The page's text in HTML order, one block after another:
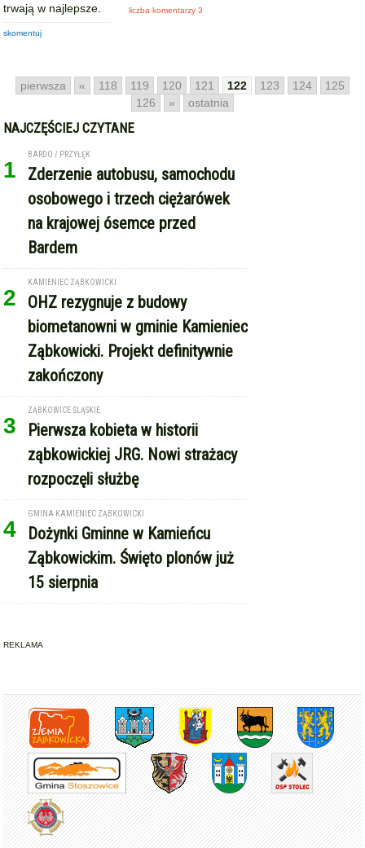
trwają w najlepsze.
skomentuj
liczba komentarzy 3
pierwsza « 118 119 120 121 122 123 124
125
126
» ostatnia
NAJCZĘŚCIEJ CZYTANE
1
BARDO / PRZYŁĘK
Zderzenie autobusu, samochodu
osobowego i trzech ciężarówek
na krajowej ósemce przed
Bardem
2
KAMIENIEC ZĄBKOWICKI
OHZ rezygnuje z budowy
biometanowni w gminie Kamieniec
Ząbkowicki. Projekt definitywnie
zakończony
3
ZĄBKOWICE ŚLĄSKIE
Pierwsza kobieta w historii
ząbkowickiej JRG. Nowi strażacy
rozpoczęli służbę
4
GMINA KAMIENIEC ZĄBKOWICKI
Dożynki Gminne w Kamieńcu
Ząbkowickim. Święto plonów już
15 sierpnia
REKLAMA